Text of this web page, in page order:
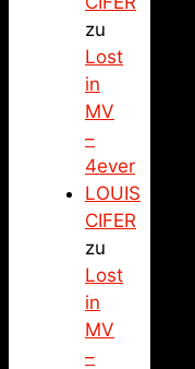
zu
Lost
in
MV
–
4ever
LOUIS
CIFER
zu
Lost
in
MV
–